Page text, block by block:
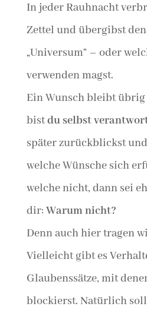
In jeder Rauhnacht
Zettel und übergibst
„Universum“ – oder
verwenden magst.
Ein Wunsch bleibt
bistdu selbst
später zurückblickst
welche Wünsche sich
welche nicht, dann sei
dir: Warum nicht?
Denn auch hier tragen
Vielleicht gibt es
Glaubenssätze, mit
blockierst. Natürlich